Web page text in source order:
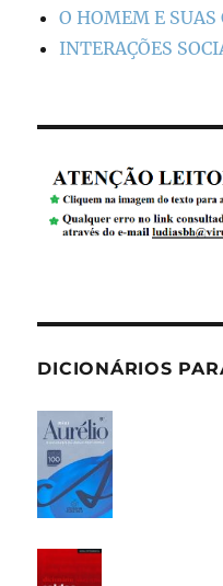
O HOMEM E SUAS
INTERAÇÕES
DICIONÁRIOS